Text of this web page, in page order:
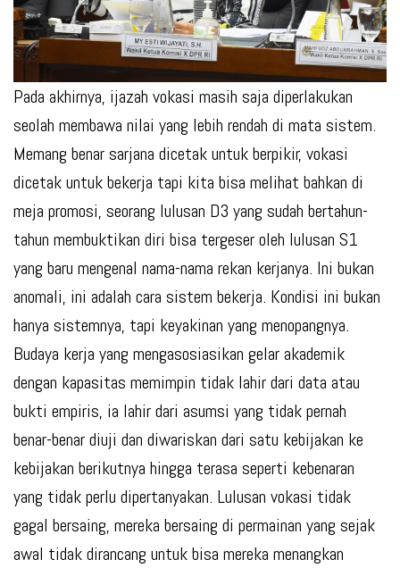
Pada akhirnya, ijazah vokasi masih saja diperlakukan
seolah membawa nilai yang lebih rendah di mata sistem.
Memang benar sarjana dicetak untuk berpikir, vokasi
dicetak untuk bekerja tapi kita bisa melihat bahkan di
meja promosi, seorang lulusan D3 yang sudah bertahun-
tahun membuktikan diri bisa tergeser oleh lulusan S1
yang baru mengenal nama-nama rekan kerjanya. Ini bukan
anomali, ini adalah cara sistem bekerja. Kondisi ini bukan
hanya sistemnya, tapi keyakinan yang menopangnya.
Budaya kerja yang mengasosiasikan gelar akademik
dengan kapasitas memimpin tidak lahir dari data atau
bukti empiris, ia lahir dari asumsi yang tidak pernah
benar-benar diuji dan diwariskan dari satu kebijakan ke
kebijakan berikutnya hingga terasa seperti kebenaran
yang tidak perlu dipertanyakan. Lulusan vokasi tidak
gagal bersaing, mereka bersaing di permainan yang sejak
awal tidak dirancang untuk bisa mereka menangkan